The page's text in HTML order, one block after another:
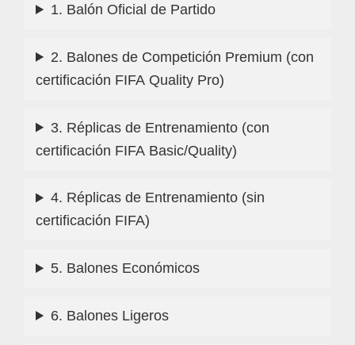
1. Balón Oficial de Partido
2. Balones de Competición Premium (con
certificación FIFA Quality Pro)
3. Réplicas de Entrenamiento (con
certificación FIFA Basic/Quality)
4. Réplicas de Entrenamiento (sin
certificación FIFA)
5. Balones Económicos
6. Balones Ligeros